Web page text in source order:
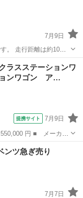
7月9日
10万
ており、現在も走行・
ラスステーションワ
ョンワゴン ア…
提携サイト 7月9日
スステーションワゴ
ン アバンギャル
ンツ急ぎ売り
7月7日